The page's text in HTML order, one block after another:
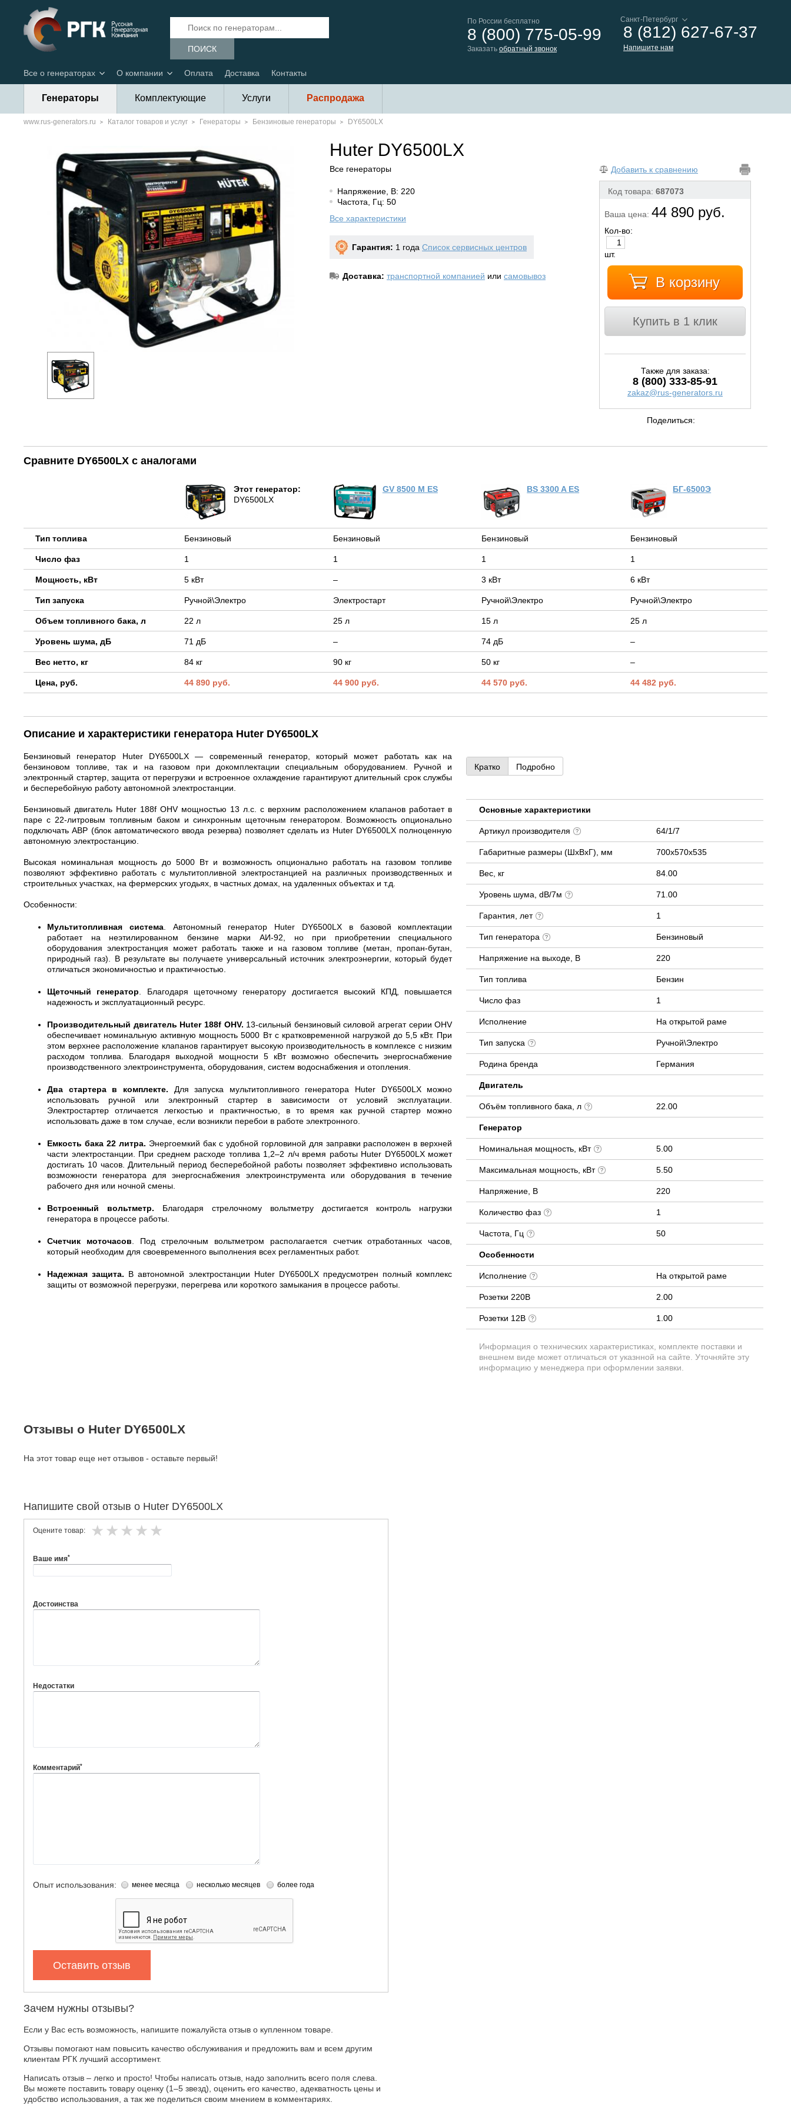
ПОИСК
По России бесплатно
8 (800) 775-05-99
Заказать обратный звонок
8 (812) 627-67-37
Напишите нам
Все о генераторах О компании Оплата Доставка Контакты
Генераторы Комплектующие Услуги Распродажа
www.rus-generators.ru Каталог товаров и услуг Генераторы Бензиновые генераторы DY6500LX
Huter DY6500LX
Все генераторы
Напряжение, В: 220
Частота, Гц: 50
Все характеристики
Гарантия: 1 года Список сервисных центров
Доставка: транспортной компанией или самовывоз
Добавить к сравнению
Код товара: 687073
Ваша цена: 44 890 руб.
Кол-во:
шт.
В корзину
Купить в 1 клик
Также для заказа:
8 (800) 333-85-91
zakaz@rus-generators.ru
Поделиться:
Сравните DY6500LX с аналогами
Тип топлива
Число фаз
Мощность, кВт
Тип запуска
Объем топливного бака, л
Уровень шума, дБ
Вес нетто, кг
Цена, руб.
Этот генератор:
DY6500LX
Бензиновый
1
5 кВт
Ручной\Электро
22 л
71 дБ
84 кг
44 890 руб.
GV 8500 M ES
Бензиновый
1
–
Электростарт
25 л
–
90 кг
44 900 руб.
BS 3300 A ES
Бензиновый
1
3 кВт
Ручной\Электро
15 л
74 дБ
50 кг
44 570 руб.
БГ-6500Э
Бензиновый
1
6 кВт
Ручной\Электро
25 л
–
–
44 482 руб.
Описание и характеристики генератора Huter DY6500LX
Бензиновый генератор Huter DY6500LX — современный генератор, который может работать как на
бензиновом топливе, так и на газовом при докомплектации специальным оборудованием. Ручной и
электронный стартер, защита от перегрузки и встроенное охлаждение гарантируют длительный срок службы
и бесперебойную работу автономной электростанции.
Бензиновый двигатель Huter 188f OHV мощностью 13 л.с. с верхним расположением клапанов работает в
паре с 22-литровым топливным баком и синхронным щеточным генератором. Возможность опционально
подключать АВР (блок автоматического ввода резерва) позволяет сделать из Huter DY6500LX полноценную
автономную электростанцию.
Высокая номинальная мощность до 5000 Вт и возможность опционально работать на газовом топливе
позволяют эффективно работать с мультитопливной электростанцией на различных производственных и
строительных участках, на фермерских угодьях, в частных домах, на удаленных объектах и т.д.
Особенности:
Мультитопливная система. Автономный генератор Huter DY6500LX в базовой комплектации
работает на неэтилированном бензине марки АИ-92, но при приобретении специального
оборудования электростанция может работать также и на газовом топливе (метан, пропан-бутан,
природный газ). В результате вы получаете универсальный источник электроэнергии, который будет
отличаться экономичностью и практичностью.
Щеточный генератор . Благодаря щеточному генератору достигается высокий КПД, повышается
надежность и эксплуатационный ресурс.
Производительный двигатель Huter 188f OHV. 13-сильный бензиновый силовой агрегат серии OHV
обеспечивает номинальную активную мощность 5000 Вт с кратковременной нагрузкой до 5,5 кВт. При
этом верхнее расположение клапанов гарантирует высокую производительность в комплексе с низким
расходом топлива. Благодаря выходной мощности 5 кВт возможно обеспечить энергоснабжение
производственного электроинструмента, оборудования, систем водоснабжения и отопления.
Два стартера в комплекте. Для запуска мультитопливного генератора Huter DY6500LX можно
использовать ручной или электронный стартер в зависимости от условий эксплуатации.
Электростартер отличается легкостью и практичностью, в то время как ручной стартер можно
использовать даже в том случае, если возникли перебои в работе электронного.
Емкость бака 22 литра. Энергоемкий бак с удобной горловиной для заправки расположен в верхней
части электростанции. При среднем расходе топлива 1,2–2 л/ч время работы Huter DY6500LX может
достигать 10 часов. Длительный период бесперебойной работы позволяет эффективно использовать
возможности генератора для энергоснабжения электроинструмента или оборудования в течение
рабочего дня или ночной смены.
Встроенный вольтметр. Благодаря стрелочному вольтметру достигается контроль нагрузки
генератора в процессе работы.
Счетчик моточасов . Под стрелочным вольтметром располагается счетчик отработанных часов,
который необходим для своевременного выполнения всех регламентных работ.
Надежная защита. В автономной электростанции Huter DY6500LX предусмотрен полный комплекс
защиты от возможной перегрузки, перегрева или короткого замыкания в процессе работы.
Кратко Подробно
Основные характеристики
Артикул производителя 64/1/7
Габаритные размеры (ШхВхГ), мм 700x570x535
Вес, кг 84.00
Уровень шума, dB/7м 71.00
Гарантия, лет 1
Тип генератора Бензиновый
Напряжение на выходе, В 220
Тип топлива Бензин
Число фаз 1
Исполнение На открытой раме
Тип запуска Ручной\Электро
Родина бренда Германия
Двигатель
Объём топливного бака, л 22.00
Генератор
Номинальная мощность, кВт 5.00
Максимальная мощность, кВт 5.50
Напряжение, В 220
Количество фаз 1
Частота, Гц 50
Особенности
Исполнение На открытой раме
Розетки 220В 2.00
Розетки 12В 1.00
Информация о технических характеристиках, комплекте поставки и
внешнем виде может отличаться от указнной на сайте. Уточняйте эту
информацию у менеджера при оформлении заявки.
Отзывы о Huter DY6500LX
На этот товар еще нет отзывов - оставьте первый!
Напишите свой отзыв о Huter DY6500LX
Оцените товар:
Ваше имя*
Достоинства
Недостатки
Комментарий*
Опыт использования: менее месяца несколько месяцев более года
Оставить отзыв
Зачем нужны отзывы?
Если у Вас есть возможность, напишите пожалуйста отзыв о купленном товаре.
Отзывы помогают нам повысить качество обслуживания и предложить вам и всем другим
клиентам РГК лучший ассортимент.
Написать отзыв – легко и просто! Чтобы написать отзыв, надо заполнить всего поля слева.
Вы можете поставить товару оценку (1–5 звезд), оценить его качество, адекватность цены и
удобство использования, а так же поделиться своим мнением в комментариях.